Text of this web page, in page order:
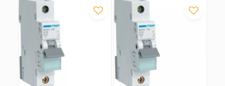
Corpuri de iluminat decorativ
interior/exterior
Accesorii pentru iluminat
Dulii
Senzori de miscare, crepusculari si
ceasuri programabile